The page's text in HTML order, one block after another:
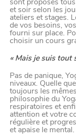
et soir selon les
ateliers et stages.
de vos besoins,
fourni sur place.
choisir un cours
« Mais je suis tout
Pas de panique,
niveaux. Quelle
toujours les
philosophie du
respiratoires et
attention et votre
régulière et
et apaise le mental.